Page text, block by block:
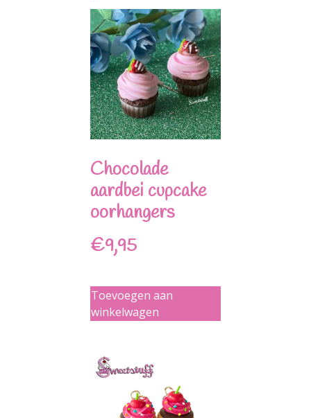
Chocolade
aardbei cupcake
oorhangers
€9,95
Toevoegen aan
winkelwagen